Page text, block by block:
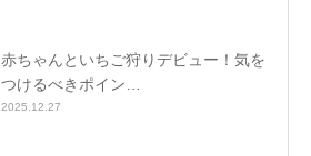
赤ちゃんといちご狩りデビュー！気を
つけるべきポイン…
2025.12.27